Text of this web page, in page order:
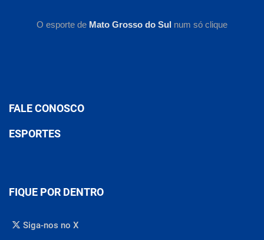
O esporte de Mato Grosso do Sul num só clique
FALE CONOSCO
ESPORTES
FIQUE POR DENTRO
Siga-nos no X